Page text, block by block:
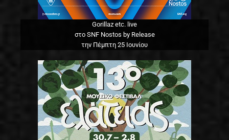
Gorillaz etc. live
στο SNF Nostos by Release
την Πέμπτη 25 Ιουνίου